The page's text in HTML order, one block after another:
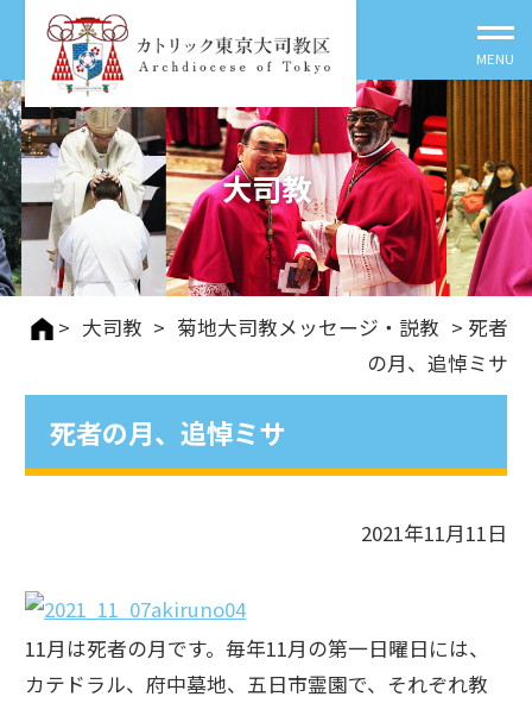
大司教
> 大司教 > 菊地大司教メッセージ・説教 > 死者
の月、追悼ミサ
死者の月、追悼ミサ
2021年11月11日
11月は死者の月です。毎年11月の第一日曜日には、
カテドラル、府中墓地、五日市霊園で、それぞれ教